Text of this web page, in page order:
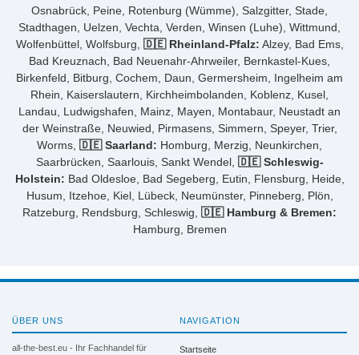
Osnabrück, Peine, Rotenburg (Wümme), Salzgitter, Stade,
Stadthagen, Uelzen, Vechta, Verden, Winsen (Luhe), Wittmund,
Wolfenbüttel, Wolfsburg, 🇩🇪 Rheinland-Pfalz: Alzey, Bad Ems,
Bad Kreuznach, Bad Neuenahr-Ahrweiler, Bernkastel-Kues,
Birkenfeld, Bitburg, Cochem, Daun, Germersheim, Ingelheim am
Rhein, Kaiserslautern, Kirchheimbolanden, Koblenz, Kusel,
Landau, Ludwigshafen, Mainz, Mayen, Montabaur, Neustadt an
der Weinstraße, Neuwied, Pirmasens, Simmern, Speyer, Trier,
Worms, 🇩🇪 Saarland: Homburg, Merzig, Neunkirchen,
Saarbrücken, Saarlouis, Sankt Wendel, 🇩🇪 Schleswig-
Holstein: Bad Oldesloe, Bad Segeberg, Eutin, Flensburg, Heide,
Husum, Itzehoe, Kiel, Lübeck, Neumünster, Pinneberg, Plön,
Ratzeburg, Rendsburg, Schleswig, 🇩🇪 Hamburg & Bremen:
Hamburg, Bremen
ÜBER UNS
all-the-best.eu - Ihr Fachhandel für
NAVIGATION
Startseite